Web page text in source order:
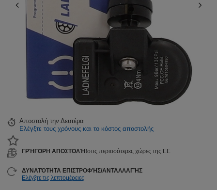
Αποστολή την Δευτέρα
Ελέγξτε τους χρόνους και το κόστος αποστολής
ΓΡΉΓΟΡΗ ΑΠΟΣΤΟΛΉ!στις περισσότερες χώρες της ΕΕ
ΔΥΝΑΤΌΤΗΤΑ ΕΠΙΣΤΡΟΦΉΣ/ΑΝΤΑΛΛΑΓΉΣ
Ελέγξτε τις λεπτομέρειες